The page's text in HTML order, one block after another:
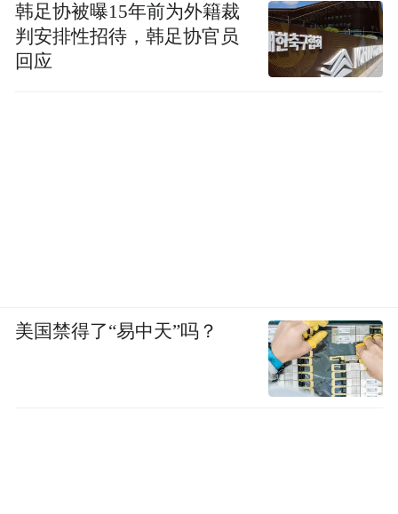
韩足协被曝15年前为外籍裁
判安排性招待，韩足协官员
回应
美国禁得了“易中天”吗？